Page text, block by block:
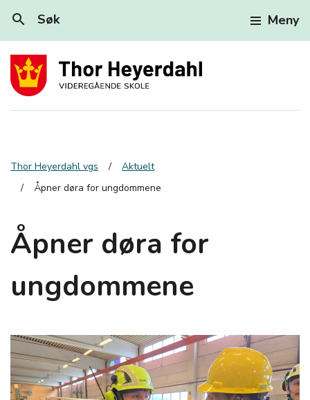
search Søk Meny
Thor Heyerdahl vgs
Aktuelt
Åpner døra for ungdommene
Åpner døra for
ungdommene